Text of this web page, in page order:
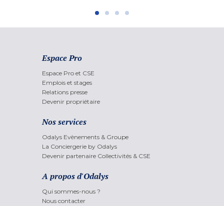
Espace Pro
Espace Pro et CSE
Emplois et stages
Relations presse
Devenir propriétaire
Nos services
Odalys Evènements & Groupe
La Conciergerie by Odalys
Devenir partenaire Collectivités & CSE
A propos d'Odalys
Qui sommes-nous ?
Nous contacter